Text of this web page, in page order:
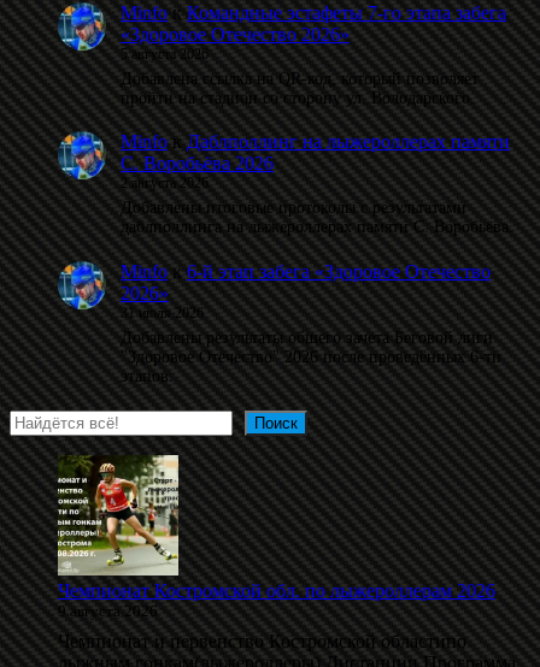
MinfoкКомандные эстафеты 7-го этапа забега
«Здоровое Отечество 2026»
5 августа 2026
Добавлена ссылка на QR-код, который позволяет
пройти на стадион со сторону ул. Володарского.
MinfoкДаблполлинг на лыжероллерах памяти
С. Воробьёва 2026
2 августа 2026
Добавлены итоговые протоколы с результатами
даблполлинга на лыжероллерах памяти С. Воробьёва.
Minfoк6-й этап забега «Здоровое Отечество
2026»
31 июля 2026
Добавлены результаты общего зачета Беговой лиги
"Здоровое Отечество" 2026 после проведённых 6-ти
этапов.
Поиск Поиск
Чемпионат Костромской обл. по лыжероллерам 2026
9 августа 2026
Чемпионат и первенство Костромской областипо
лыжным гонкам(лыжероллеры) Дистанции Программа